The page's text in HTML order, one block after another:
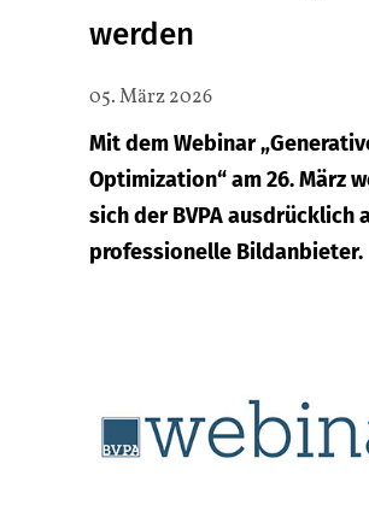
werden
05. März 2026
Mit dem Webinar
Optimization“ am 26. März
sich der BVPA ausdrücklich
professionelle Bildanbieter.